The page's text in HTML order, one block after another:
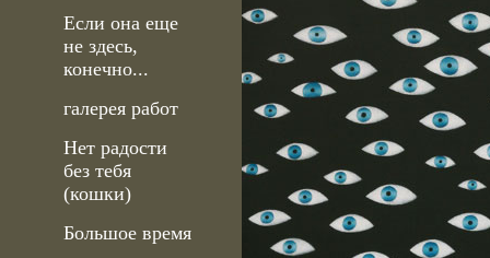
Если она еще
не здесь,
конечно...
галерея работ
Нет радости
без тебя
(кошки)
Большое время